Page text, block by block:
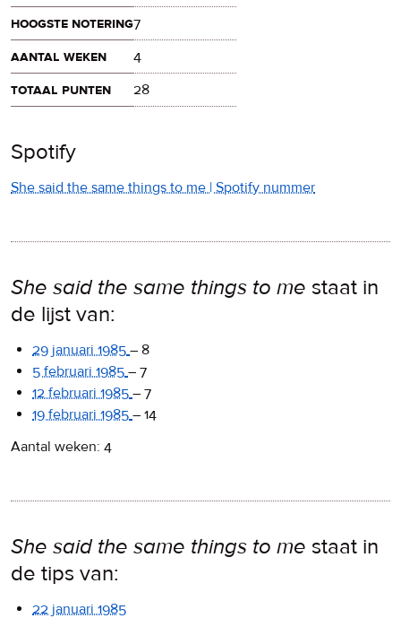
hoogste notering7
aantal weken
4
totaal punten
28
Spotify
She said the same things to me | Spotify nummer
She said the same things to me staat in
de lijst van:
29 januari 1985 – 8
5 februari 1985 – 7
12 februari 1985 – 7
19 februari 1985 – 14
Aantal weken: 4
She said the same things to me staat in
de tips van:
22 januari 1985